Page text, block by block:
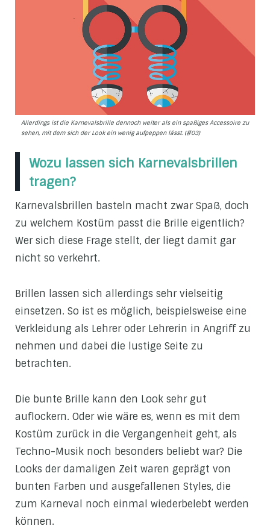
Allerdings ist die Karnevalsbrille dennoch weiter als ein spaßiges Accessoire zu
sehen, mit dem sich der Look ein wenig aufpeppen lässt. (#03)
Wozu lassen sich Karnevalsbrillen
tragen?
Karnevalsbrillen basteln macht zwar Spaß, doch
zu welchem Kostüm passt die Brille eigentlich?
Wer sich diese Frage stellt, der liegt damit gar
nicht so verkehrt.
Brillen lassen sich allerdings sehr vielseitig
einsetzen. So ist es möglich, beispielsweise eine
Verkleidung als Lehrer oder Lehrerin in Angriff zu
nehmen und dabei die lustige Seite zu
betrachten.
Die bunte Brille kann den Look sehr gut
auflockern. Oder wie wäre es, wenn es mit dem
Kostüm zurück in die Vergangenheit geht, als
Techno-Musik noch besonders beliebt war? Die
Looks der damaligen Zeit waren geprägt von
bunten Farben und ausgefallenen Styles, die
zum Karneval noch einmal wiederbelebt werden
können.